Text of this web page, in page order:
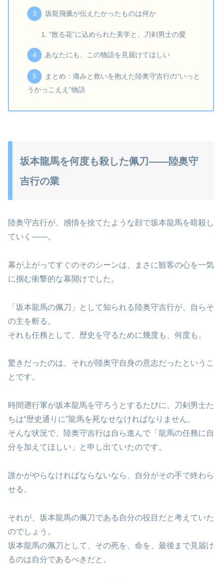
坂龍飛騰が伝えたかったものは何か
“散る花”に込められた美学と、刀剣男士の愛
あなたにも、この物語を見届けてほしい
まとめ：痛みと救いを抱えた陸奥守吉行の“いっと
うかっこええ”物語
坂本龍馬を何度も殺した佩刀――陸奥守
吉行の業
陸奥守吉行が、感情を捨てたような顔で坂本龍馬を暗殺し
ていく——。
幕が上がってすぐのそのシーンは、まさに観客の心を一気
に掴む衝撃的な幕開けでした。
「坂本龍馬の佩刀」として知られる陸奥守吉行が、自らそ
の主を斬る。
それも任務として、歴史を守るために幾度も、何度も。
驚きだったのは、それが陸奥守自身の意志だったというこ
とです。
時間遡行軍が坂本龍馬を守ろうとするたびに、刀剣男士た
ちは“歴史通りに”龍馬を死なせなければなりません。
そんな状況で、陸奥守吉行は自ら進んで「龍馬の任務に自
分を加えてほしい」と申し出ていたのです。
誰かがやらなければならないなら、自分がその手で終わら
せる。
それが、坂本龍馬の佩刀である自分の役目だと考えていた
のでしょう。
坂本龍馬の佩刀として、その死を、命を、最後まで見届け
るのは自分であるべきだと。